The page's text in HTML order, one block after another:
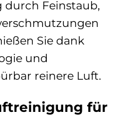
durch Feinstaub,
Sie dank
und
reinere Luft.
für